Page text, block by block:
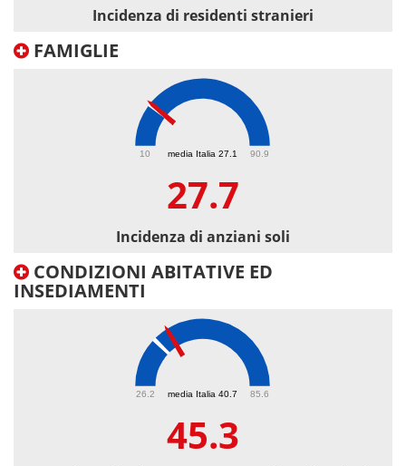
Incidenza di residenti stranieri
FAMIGLIE
media Italia 27.1
10 90.9
27.7
Incidenza di anziani soli
CONDIZIONI ABITATIVE ED
INSEDIAMENTI
media Italia 40.7
26.2 85.6
45.3